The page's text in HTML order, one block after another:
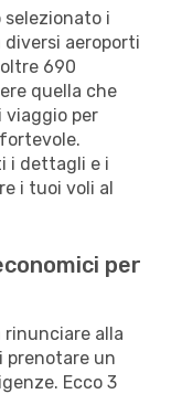
selezionato i
aeroporti
690
quella che
viaggio per
i dettagli e i
i tuoi voli al
per
rinunciare alla
prenotare un
Ecco 3